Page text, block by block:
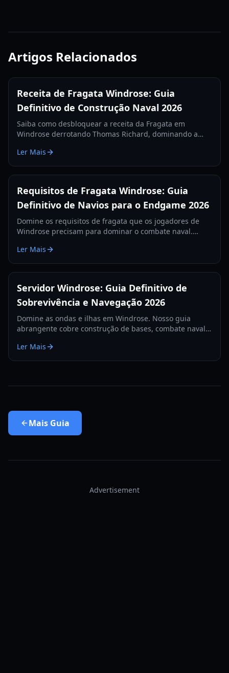
Artigos Relacionados
Receita de Fragata Windrose: Guia
Definitivo de Construção Naval 2026
Saiba como desbloquear a receita da Fragata em
Windrose derrotando Thomas Richard, dominando a
de Ferro.
Ler Mais
Requisitos de Fragata Windrose: Guia
Definitivo de Navios para o Endgame 2026
Domine os requisitos de fragata que os jogadores de
Windrose precisam para dominar o combate naval.
de defesa e táticas para 2026.
Ler Mais
Servidor Windrose: Guia Definitivo de
Sobrevivência e Navegação 2026
Domine as ondas e ilhas em Windrose. Nosso guia
abrangente cobre construção de bases, combate naval e
Ler Mais
Mais Guia
Advertisement